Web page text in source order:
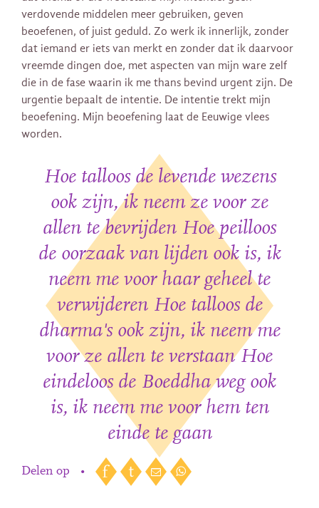
verdovende middelen meer gebruiken, geven
beoefenen, of juist geduld. Zo werk ik innerlijk, zonder
dat iemand er iets van merkt en zonder dat ik daarvoor
vreemde dingen doe, met aspecten van mijn ware zelf
die in de fase waarin ik me thans bevind urgent zijn. De
urgentie bepaalt de intentie. De intentie trekt mijn
beoefening. Mijn beoefening laat de Eeuwige vlees
worden.
Hoe talloos de levende wezens
ook zijn, ik neem ze voor ze
allen te bevrijden Hoe peilloos
de oorzaak van lijden ook is, ik
neem me voor haar geheel te
verwijderen Hoe talloos de
dharma's ook zijn, ik neem me
voor ze allen te verstaan Hoe
eindeloos de Boeddha weg ook
is, ik neem me voor hem ten
einde te gaan
Delen op •